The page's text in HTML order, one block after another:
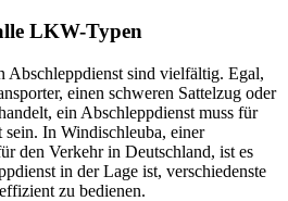
LKW-Typen
Abschleppdienst sind vielfältig. Egal,
einen schweren Sattelzug oder
ein Abschleppdienst muss für
In Windischleuba, einer
den Verkehr in Deutschland, ist es
in der Lage ist, verschiedenste
zu bedienen.